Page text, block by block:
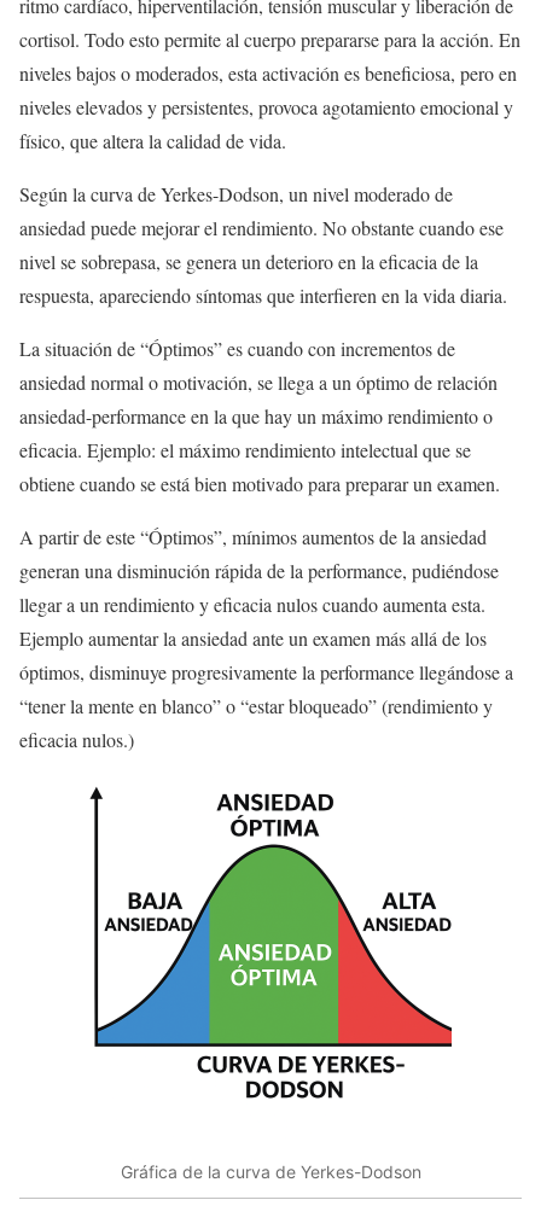
ritmo cardíaco, hiperventilación, tensión muscular y liberación de
cortisol. Todo esto permite al cuerpo prepararse para la acción. En
niveles bajos o moderados, esta activación es beneficiosa, pero en
niveles elevados y persistentes, provoca agotamiento emocional y
físico, que altera la calidad de vida.
Según la curva de Yerkes-Dodson, un nivel moderado de
ansiedad puede mejorar el rendimiento. No obstante cuando ese
nivel se sobrepasa, se genera un deterioro en la eficacia de la
respuesta, apareciendo síntomas que interfieren en la vida diaria.
La situación de “Óptimos” es cuando con incrementos de
ansiedad normal o motivación, se llega a un óptimo de relación
ansiedad-performance en la que hay un máximo rendimiento o
eficacia. Ejemplo: el máximo rendimiento intelectual que se
obtiene cuando se está bien motivado para preparar un examen.
A partir de este “Óptimos”, mínimos aumentos de la ansiedad
generan una disminución rápida de la performance, pudiéndose
llegar a un rendimiento y eficacia nulos cuando aumenta esta.
Ejemplo aumentar la ansiedad ante un examen más allá de los
óptimos, disminuye progresivamente la performance llegándose a
“tener la mente en blanco” o “estar bloqueado” (rendimiento y
eficacia nulos.)
Gráfica de la curva de Yerkes-Dodson